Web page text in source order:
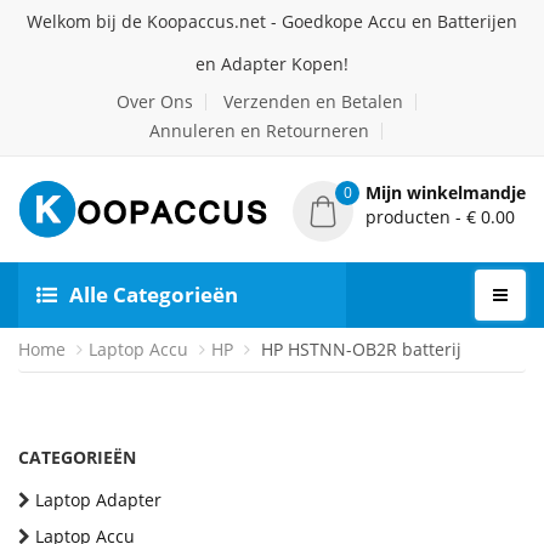
Welkom bij de Koopaccus.net - Goedkope Accu en Batterijen
en Adapter Kopen!
Over Ons
Verzenden en Betalen
Annuleren en Retourneren
0
Mijn winkelmandje
producten - € 0.00
Alle Categorieën
Home Laptop Accu HP HP HSTNN-OB2R batterij
CATEGORIEËN
Laptop Adapter
Laptop Accu